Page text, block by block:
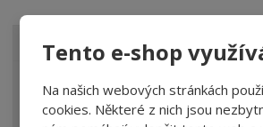
Tento e-shop
Na našich webových stránkách
cookies. Některé z nich jsou
VŠECHNY KATEGORIE
Lupy
Brýle